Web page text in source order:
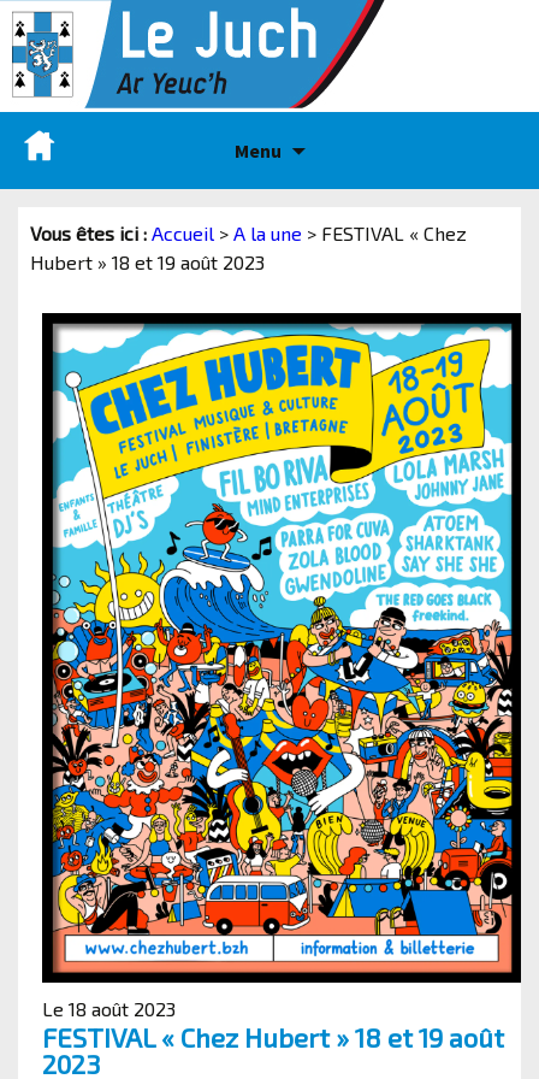
Menu
Vous êtes ici : Accueil > A la une > FESTIVAL « Chez
Hubert » 18 et 19 août 2023
Le 18 août 2023
FESTIVAL « Chez Hubert » 18 et 19 août
2023